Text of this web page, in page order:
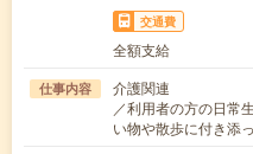
交通費
全額支給
仕事内容
介護関連
／利用者の方の日
い物や散歩に付き添